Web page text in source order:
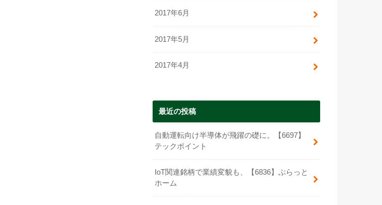
2017年6月
2017年5月
2017年4月
最近の投稿
自動運転向け半導体が飛躍の礎に。【6697】
テックポイント
IoT関連銘柄で業績変貌も、【6836】ぷらっと
ホーム